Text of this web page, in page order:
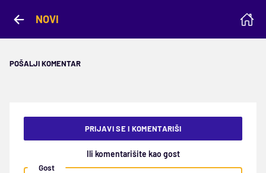
NOVI
POŠALJI KOMENTAR
PRIJAVI SE I KOMENTARIŠI
Ili komentarišite kao gost
Gost